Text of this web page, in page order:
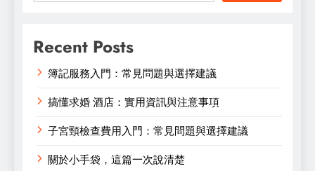
Recent Posts
簿記服務入門：常見問題與選擇建議
搞懂求婚 酒店：實用資訊與注意事項
子宮頸檢查費用入門：常見問題與選擇建議
關於小手袋，這篇一次說清楚